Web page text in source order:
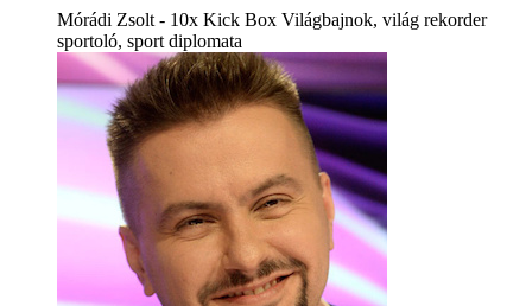
Mórádi Zsolt - 10x Kick Box Világbajnok, világ rekorder
sportoló, sport diplomata